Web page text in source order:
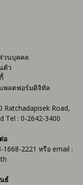
วนบุคคล
ตัว
พลตฟอร์มดิจิทัล
Ratchadapisek Road,
Tel : 0-2642-3400
อ
2221 หรือ email :
ธ์